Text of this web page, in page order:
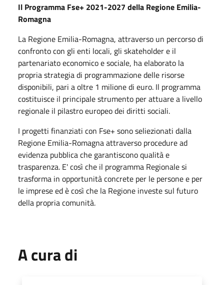
Il Programma Fse+ 2021-2027 della Regione Emilia-
Romagna
La Regione Emilia-Romagna, attraverso un percorso di
confronto con gli enti locali, gli skateholder e il
partenariato economico e sociale, ha elaborato la
propria strategia di programmazione delle risorse
disponibili, pari a oltre 1 milione di euro. Il programma
costituisce il principale strumento per attuare a livello
regionale il pilastro europeo dei diritti sociali.
I progetti finanziati con Fse+ sono seliezionati dalla
Regione Emilia-Romagna attraverso procedure ad
evidenza pubblica che garantiscono qualità e
trasparenza. E' così che il programma Regionale si
trasforma in opportunità concrete per le persone e per
le imprese ed è così che la Regione investe sul futuro
della propria comunità.
A cura di